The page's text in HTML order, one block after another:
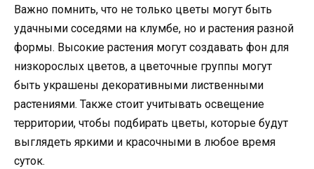
Важно помнить, что не только цветы могут быть
удачными соседями на клумбе, но и растения разной
формы. Высокие растения могут создавать фон для
низкорослых цветов, а цветочные группы могут
быть украшены декоративными лиственными
растениями. Также стоит учитывать освещение
территории, чтобы подбирать цветы, которые будут
выглядеть яркими и красочными в любое время
суток.